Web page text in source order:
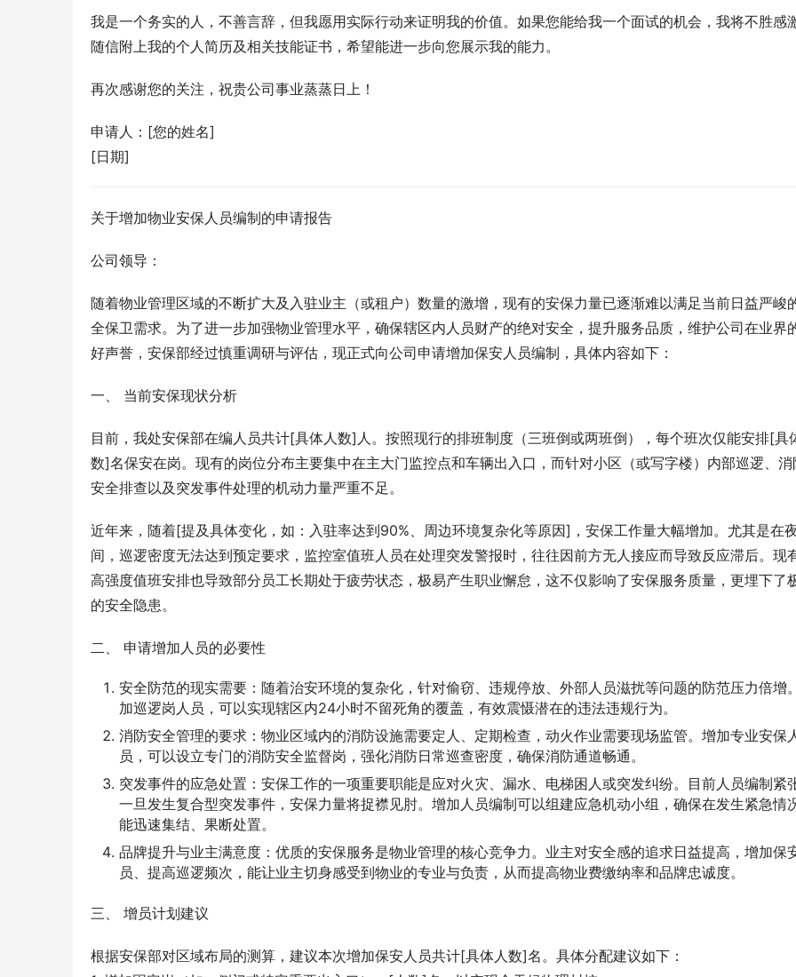
我是一个务实的人，不善言辞，但我愿用实际行动来证明我的价值。如果您能给我一个面试的机会，我将不胜感激
随信附上我的个人简历及相关技能证书，希望能进一步向您展示我的能力。
再次感谢您的关注，祝贵公司事业蒸蒸日上！
申请人：[您的姓名]
[日期]
关于增加物业安保人员编制的申请报告
公司领导：
随着物业管理区域的不断扩大及入驻业主（或租户）数量的激增，现有的安保力量已逐渐难以满足当前日益严峻
全保卫需求。为了进一步加强物业管理水平，确保辖区内人员财产的绝对安全，提升服务品质，维护公司在业界
好声誉，安保部经过慎重调研与评估，现正式向公司申请增加保安人员编制，具体内容如下：
一、 当前安保现状分析
目前，我处安保部在编人员共计[具体人数]人。按照现行的排班制度（三班倒或两班倒），每个班次仅能安排[具
数]名保安在岗。现有的岗位分布主要集中在主大门监控点和车辆出入口，而针对小区（或写字楼）内部巡逻、消
安全排查以及突发事件处理的机动力量严重不足。
近年来，随着[提及具体变化，如：入驻率达到90%、周边环境复杂化等原因]，安保工作量大幅增加。尤其是在
间，巡逻密度无法达到预定要求，监控室值班人员在处理突发警报时，往往因前方无人接应而导致反应滞后。现
高强度值班安排也导致部分员工长期处于疲劳状态，极易产生职业懈怠，这不仅影响了安保服务质量，更埋下了
的安全隐患。
二、 申请增加人员的必要性
安全防范的现实需要：随着治安环境的复杂化，针对偷窃、违规停放、外部人员滋扰等问题的防范压力倍增
加巡逻岗人员，可以实现辖区内24小时不留死角的覆盖，有效震慑潜在的违法违规行为。
消防安全管理的要求：物业区域内的消防设施需要定人、定期检查，动火作业需要现场监管。增加专业安保
员，可以设立专门的消防安全监督岗，强化消防日常巡查密度，确保消防通道畅通。
突发事件的应急处置：安保工作的一项重要职能是应对火灾、漏水、电梯困人或突发纠纷。目前人员编制紧
一旦发生复合型突发事件，安保力量将捉襟见肘。增加人员编制可以组建应急机动小组，确保在发生紧急情
能迅速集结、果断处置。
品牌提升与业主满意度：优质的安保服务是物业管理的核心竞争力。业主对安全感的追求日益提高，增加保
员、提高巡逻频次，能让业主切身感受到物业的专业与负责，从而提高物业费缴纳率和品牌忠诚度。
三、 增员计划建议
根据安保部对区域布局的测算，建议本次增加保安人员共计[具体人数]名。具体分配建议如下：